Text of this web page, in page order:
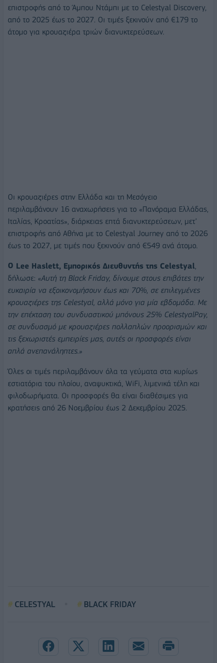
επιστροφής από το Άμπου Ντάμπι με το Celestyal Discovery,
από το 2025 έως το 2027. Οι τιμές ξεκινούν από €179 το
άτομο για κρουαζιέρα τριών διανυκτερεύσεων.
Οι κρουαζιέρες στην Ελλάδα και τη Μεσόγειο
περιλαμβάνουν 16 αναχωρήσεις για το «Πανόραμα Ελλάδας,
Ιταλίας, Κροατίας», διάρκειας επτά διανυκτερεύσεων, μετ’
επιστροφής από Αθήνα με το Celestyal Journey από το 2026
έως το 2027, με τιμές που ξεκινούν από €549 ανά άτομο.
Ο Lee Haslett, Eμπορικός Διευθυντής της Celestyal,
δήλωσε: «Αυτή τη Black Friday, δίνουμε στους επιβάτες την
ευκαιρία να εξοικονομήσουν έως και 70%, σε επιλεγμένες
κρουαζιέρες της Celestyal, αλλά μόνο για μία εβδομάδα. Με
την επέκταση του συνδυαστικού μπόνους 25% CelestyalPay,
σε συνδυασμό με κρουαζιέρες πολλαπλών προορισμών και
τις ξεχωριστές εμπειρίες μας, αυτές οι προσφορές είναι
απλά ανεπανάληπτες.»
Όλες οι τιμές περιλαμβάνουν όλα τα γεύματα στα κυρίως
εστιατόρια του πλοίου, αναψυκτικά, WiFi, λιμενικά τέλη και
φιλοδωρήματα. Οι προσφορές θα είναι διαθέσιμες για
κρατήσεις από 26 Νοεμβρίου έως 2 Δεκεμβρίου 2025.
CELESTYAL BLACK FRIDAY